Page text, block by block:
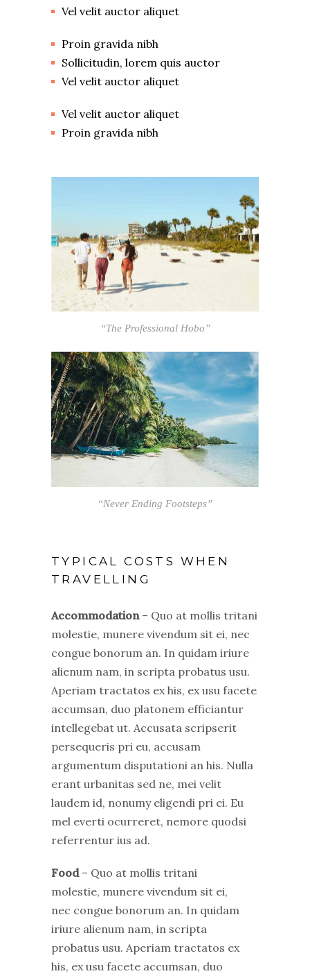
Vel velit auctor aliquet
Proin gravida nibh
Sollicitudin, lorem quis auctor
Vel velit auctor aliquet
Vel velit auctor aliquet
Proin gravida nibh
“The Professional Hobo”
“Never Ending Footsteps”
TYPICAL COSTS WHEN
TRAVELLING
Accommodation– Quo at mollis tritani
molestie, munere vivendum sit ei, nec
congue bonorum an. In quidam iriure
alienum nam, in scripta probatus usu.
Aperiam tractatos ex his, ex usu facete
accumsan, duo platonem efficiantur
intellegebat ut. Accusata scripserit
persequeris pri eu, accusam
argumentum disputationi an his. Nulla
erant urbanitas sed ne, mei velit
laudem id, nonumy eligendi pri ei. Eu
mel everti ocurreret, nemore quodsi
referrentur ius ad.
Food – Quo at mollis tritani
molestie, munere vivendum sit ei,
nec congue bonorum an. In quidam
iriure alienum nam, in scripta
probatus usu. Aperiam tractatos ex
his, ex usu facete accumsan, duo